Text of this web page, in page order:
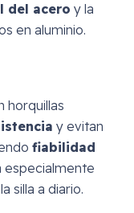
del acero y la
en aluminio.
horquillas
y evitan
fiabilidad
especialmente
silla a diario.